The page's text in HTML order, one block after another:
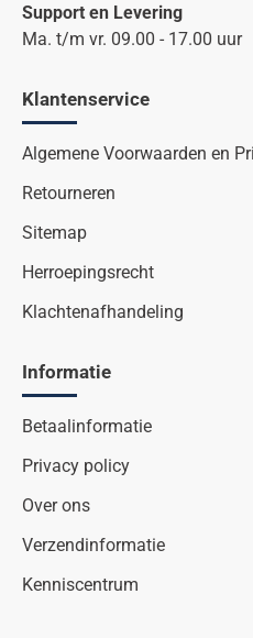
Support en Levering
Ma. t/m vr. 09.00 - 17.00 uur
Klantenservice
Algemene Voorwaarden en
Retourneren
Sitemap
Herroepingsrecht
Klachtenafhandeling
Informatie
Betaalinformatie
Privacy policy
Over ons
Verzendinformatie
Kenniscentrum